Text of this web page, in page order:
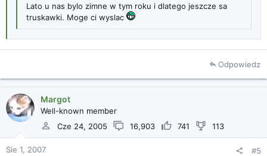
Lato u nas bylo zimne w tym roku i dlatego jeszcze sa
truskawki. Moge ci wyslac
Odpowiedz
Margot
Well-known member
Cze 24, 2005
16,903 741 113
Sie 1, 2007 #5